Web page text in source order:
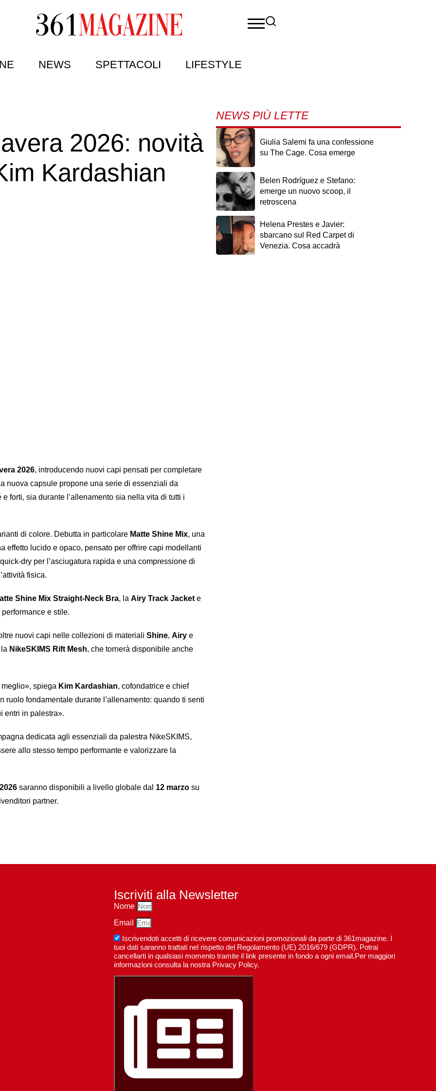
NEWS SPETTACOLI LIFESTYLE
2026: novità
Kardashian
2026, introducendo nuovi capi pensati per completare
nuova capsule propone una serie di essenziali da
forti, sia durante l’allenamento sia nella vita di tutti i
di colore. Debutta in particolare Matte Shine Mix, una
effetto lucido e opaco, pensato per offrire capi modellanti
dry per l’asciugatura rapida e una compressione di
fisica.
Shine Mix Straight-Neck Bra, la Airy Track Jacket e
e stile.
nuovi capi nelle collezioni di materiali Shine, Airy e
NikeSKIMS Rift Mesh, che tornerà disponibile anche
spiega Kim Kardashian, cofondatrice e chief
ruolo fondamentale durante l’allenamento: quando ti senti
entri in palestra».
dedicata agli essenziali da palestra NikeSKIMS,
allo stesso tempo performante e valorizzare la
saranno disponibili a livello globale dal 12 marzo su
partner.
NEWS PIÙ LETTE
Giulia Salemi fa una confessione
su The Cage. Cosa emerge
Belen Rodríguez e Stefano:
emerge un nuovo scoop, il
retroscena
Helena Prestes e Javier:
sbarcano sul Red Carpet di
Venezia. Cosa accadrà
Iscriviti alla Newsletter
Nome
Email
Iscrivendoti accetti di ricevere comunicazioni promozionali da parte di 361magazine. I
tuoi dati saranno trattati nel rispetto del Regolamento (UE) 2016/679 (GDPR). Potrai
cancellarti in qualsiasi momento tramite il link presente in fondo a ogni email.Per maggiori
informazioni consulta la nostra Privacy Policy.